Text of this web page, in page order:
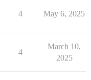
4 May 6, 2025
4
March 10,
2025